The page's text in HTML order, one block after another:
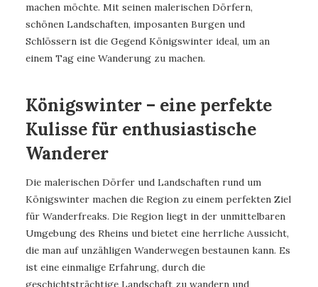
machen möchte. Mit seinen malerischen Dörfern,
schönen Landschaften, imposanten Burgen und
Schlössern ist die Gegend Königswinter ideal, um an
einem Tag eine Wanderung zu machen.
Königswinter – eine perfekte
Kulisse für enthusiastische
Wanderer
Die malerischen Dörfer und Landschaften rund um
Königswinter machen die Region zu einem perfekten Ziel
für Wanderfreaks. Die Region liegt in der unmittelbaren
Umgebung des Rheins und bietet eine herrliche Aussicht,
die man auf unzähligen Wanderwegen bestaunen kann. Es
ist eine einmalige Erfahrung, durch die